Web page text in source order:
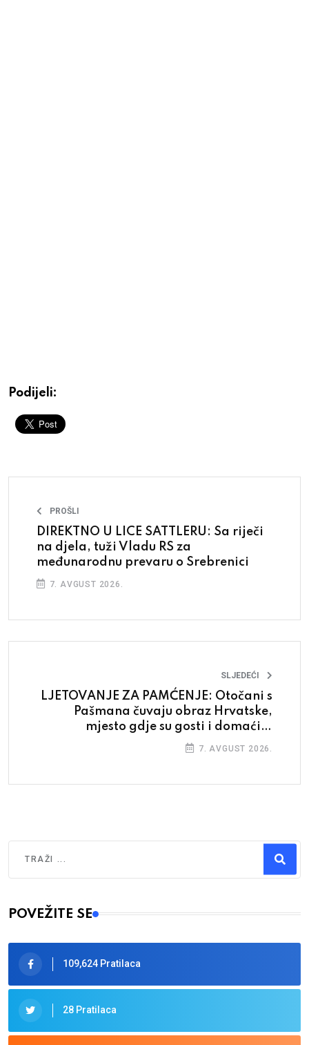
Podijeli:
PROŠLI
DIREKTNO U LICE SATTLERU: Sa riječi
na djela, tuži Vladu RS za
međunarodnu prevaru o Srebrenici
7. AVGUST 2026.
SLJEDEĆI
LJETOVANJE ZA PAMĆENJE: Otočani s
Pašmana čuvaju obraz Hrvatske,
mjesto gdje su gosti i domaćini
7. AVGUST 2026.
Type 2 or more characters for results.
POVEŽITE SE
109,624 Pratilaca
28 Pratilaca